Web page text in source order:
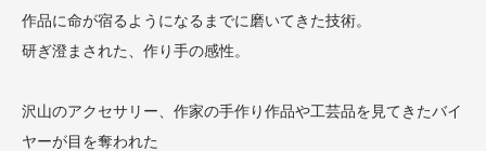
作品に命が宿るようになるまでに磨いてきた技術。
研ぎ澄まされた、作り手の感性。
沢山のアクセサリー、作家の手作り作品や工芸品を見てきたバイ
ヤーが目を奪われた